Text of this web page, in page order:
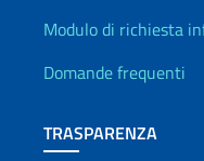
Info utili
Modulo di richiesta
Domande frequenti
TRASPARENZA